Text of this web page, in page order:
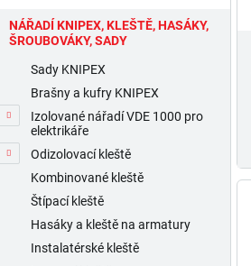
NÁŘADÍ KNIPEX, KLEŠTĚ, HASÁKY,
ŠROUBOVÁKY, SADY
Sady KNIPEX
Brašny a kufry KNIPEX
Izolované nářadí VDE 1000 pro
elektrikáře
Odizolovací kleště
Kombinované kleště
Štípací kleště
Hasáky a kleště na armatury
Instalatérské kleště